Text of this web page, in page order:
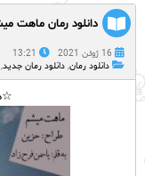
دانلود رمان ماهت
16 ژوئن 2021
13:21
دانلود رمان, دانلود رمان جدید,